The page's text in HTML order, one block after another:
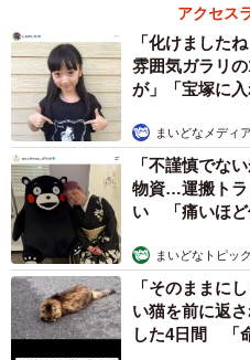
アクセス
「化けました
雰囲気ガラリ
が」「宝塚に入
まいどなメディア
「不謹慎でな
物資…運搬トラ
い 「痛いほど
まいどなトピック
「そのままに
い猫を前に返
した4日間 「